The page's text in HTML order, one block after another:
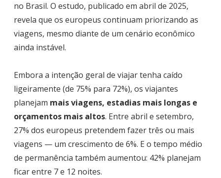
no Brasil. O estudo, publicado em abril de 2025,
revela que os europeus continuam priorizando as
viagens, mesmo diante de um cenário econômico
ainda instável.
Embora a intenção geral de viajar tenha caído
ligeiramente (de 75% para 72%), os viajantes
planejam mais viagens, estadias mais longas e
orçamentos mais altos. Entre abril e setembro,
27% dos europeus pretendem fazer três ou mais
viagens — um crescimento de 6%. E o tempo médio
de permanência também aumentou: 42% planejam
ficar entre 7 e 12 noites.